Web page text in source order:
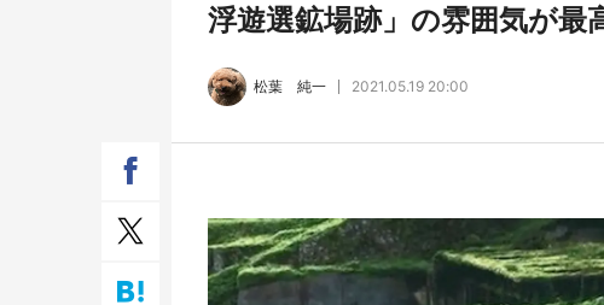
鳥取・境港「ゲゲゲの妖怪楽園」限定
だった鬼太郎グッズ買える 銀座・博
品館TOY PARKへ急げ【8／8～31】
ラプラス・
服！？ 県公
が生産され
浮遊選鉱場跡」の雰囲気が最
松葉 純一 2021.05.19 20:00